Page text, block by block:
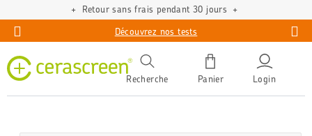
Retour sans frais pendant 30 jours
Découvrez nos tests
Recherche Panier Login